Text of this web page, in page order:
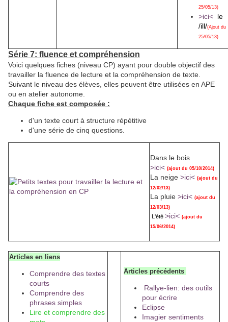
25/05/13)
>ici< le
/ill/(Ajout du
25/05/13)
Série 7: fluence et compréhension
Voici quelques fiches (niveau CP) ayant pour double objectif des
travailler la fluence de lecture et la compréhension de texte.
Suivant le niveau des élèves, elles peuvent être utilisées en APE
ou en atelier autonome.
Chaque fiche est composée :
d'un texte court à structure répétitive
d'une série de cinq questions.
Dans le bois
>ici< (ajout du 05/10/2014)
La neige >ici< (ajout du
12/02/13)
La pluie >ici< (ajout du
12/03/13)
L'été >ici< (ajout du
15/06/2014)
Articles en liens
Comprendre des textes
courts
Comprendre des
phrases simples
Lire et comprendre des
Articles précédents
Rallye-lien: des outils
pour écrire
Eclipse
Imagier sentiments